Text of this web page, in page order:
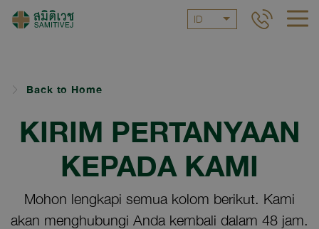
ID
Back to Home
KIRIM PERTANYAAN
KEPADA KAMI
Mohon lengkapi semua kolom berikut. Kami
akan menghubungi Anda kembali dalam 48 jam.